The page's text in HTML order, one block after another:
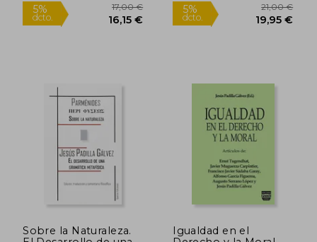
5% 5%
Sobre la Naturaleza.
Igualdad en el